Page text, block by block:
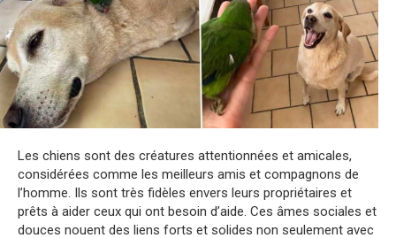
Les chiens sont des créatures attentionnées et amicales,
considérées comme les meilleurs amis et compagnons de
l’homme. Ils sont très fidèles envers leurs propriétaires et
prêts à aider ceux qui ont besoin d’aide. Ces âmes sociales et
douces nouent des liens forts et solides non seulement avec